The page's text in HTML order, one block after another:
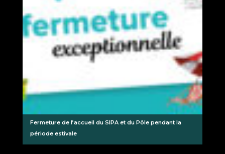
Fermeture de l’accueil du SIPA et du Pôle pendant la
période estivale